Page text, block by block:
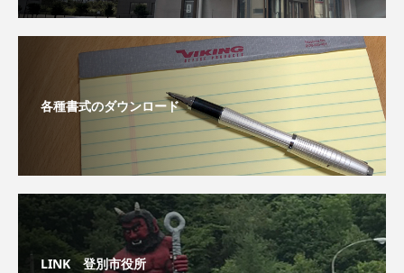
各種書式のダウンロード
LINK 登別市役所